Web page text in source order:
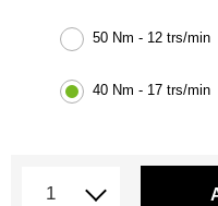
50 Nm - 12 trs/min
40 Nm - 17 trs/min